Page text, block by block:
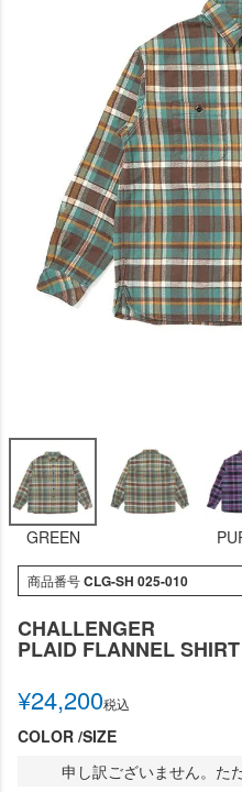
GREEN
商品番号CLG-SH 025-010
CHALLENGER
PLAID FLANNEL SHIRT
¥24,200税込
COLOR SIZE
申し訳ございません。た